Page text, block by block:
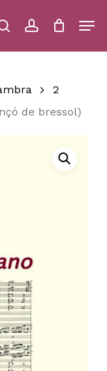
searchaccount
Close
2
de bressol)
Menu